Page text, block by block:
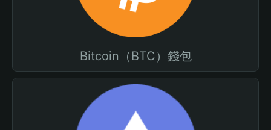
Bitcoin（BTC）錢包